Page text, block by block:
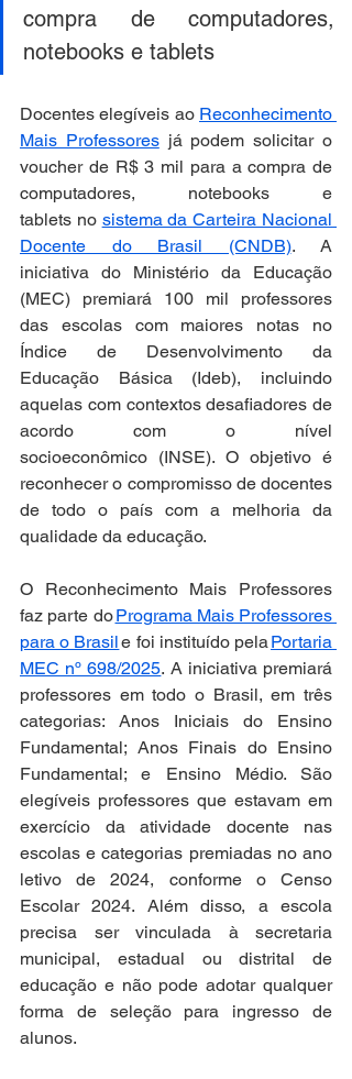
compra de computadores,
notebooks e tablets
Docentes elegíveis ao Reconhecimento
Mais Professores já podem solicitar o
voucher de R$ 3 mil para a compra de
computadores, notebooks e
tablets no sistema da Carteira Nacional
Docente do Brasil (CNDB). A
iniciativa do Ministério da Educação
(MEC) premiará 100 mil professores
das escolas com maiores notas no
Índice de Desenvolvimento da
Educação Básica (Ideb), incluindo
aquelas com contextos desafiadores de
acordo com o nível
socioeconômico (INSE). O objetivo é
reconhecer o compromisso de docentes
de todo o país com a melhoria da
qualidade da educação.
O Reconhecimento Mais Professores
faz parte do Programa Mais Professores
para o Brasil e foi instituído pela Portaria
MEC nº 698/2025. A iniciativa premiará
professores em todo o Brasil, em três
categorias: Anos Iniciais do Ensino
Fundamental; Anos Finais do Ensino
Fundamental; e Ensino Médio. São
elegíveis professores que estavam em
exercício da atividade docente nas
escolas e categorias premiadas no ano
letivo de 2024, conforme o Censo
Escolar 2024. Além disso, a escola
precisa ser vinculada à secretaria
municipal, estadual ou distrital de
educação e não pode adotar qualquer
forma de seleção para ingresso de
alunos.